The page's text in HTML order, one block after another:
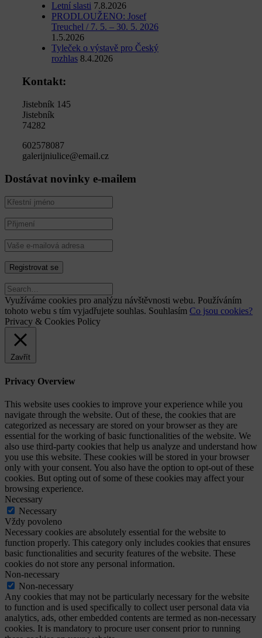
Letní slasti 7.8.2026
PRODLOUŽENO: Josef
Treuchel / 7. 5. – 30. 5. 2026
1.5.2026
Tyleček o výstavě pro Český
rozhlas 8.4.2026
Kontakt:
Jistebník 145
Jistebník
74282
602578087
galerijniulice@email.cz
Dostávat novinky e-mailem
Využíváme cookies pro analýzu návštěvnosti webu. Používáním
tohoto webu s tím vyjadřujete souhlas. Souhlasím Co jsou cookies?
Privacy & Cookies Policy
Zavřít
Privacy Overview
This website uses cookies to improve your experience while you
navigate through the website. Out of these, the cookies that are
categorized as necessary are stored on your browser as they are
essential for the working of basic functionalities of the website. We
also use third-party cookies that help us analyze and understand how
you use this website. These cookies will be stored in your browser
only with your consent. You also have the option to opt-out of these
cookies. But opting out of some of these cookies may affect your
browsing experience.
Necessary
Necessary
Vždy povoleno
Necessary cookies are absolutely essential for the website to
function properly. This category only includes cookies that ensures
basic functionalities and security features of the website. These
cookies do not store any personal information.
Non-necessary
Non-necessary
Any cookies that may not be particularly necessary for the website
to function and is used specifically to collect user personal data via
analytics, ads, other embedded contents are termed as non-necessary
cookies. It is mandatory to procure user consent prior to running